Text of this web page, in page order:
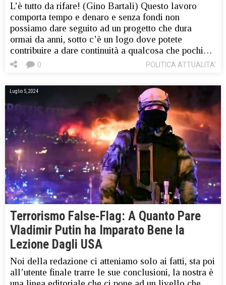
L’è tutto da rifare! (Gino Bartali) Questo lavoro
comporta tempo e denaro e senza fondi non
possiamo dare seguito ad un progetto che dura
ormai da anni, sotto c’è un logo dove potete
contribuire a dare continuità a qualcosa che pochi…
POLITICA ATTUALITA'
0
Luglio 5, 2024
Terrorismo False-Flag: A Quanto Pare
Vladimir Putin ha Imparato Bene la
Lezione Dagli USA
Noi della redazione ci atteniamo solo ai fatti, sta poi
all’utente finale trarre le sue conclusioni, la nostra è